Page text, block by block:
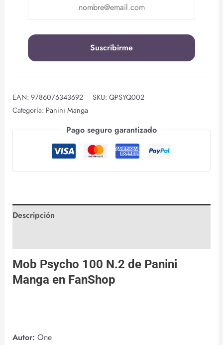
EAN: 9786076343692 SKU: QPSYQ002
Categoría: Panini Manga
Pago seguro garantizado
Descripción
Mob Psycho 100 N.2 de Panini
Manga en FanShop
Autor: One